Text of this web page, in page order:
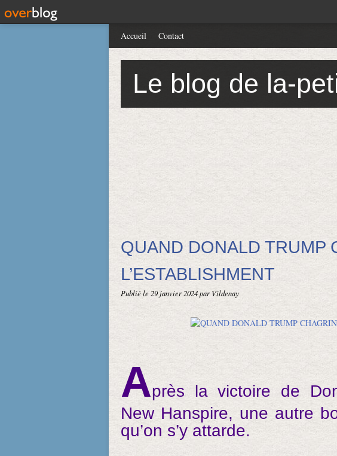
Le blog de la-
Accueil Contact
QUAND DONALD TRUMP
L’ESTABLISHMENT
Publié le 29 janvier 2024par Vildenay
Après la victoire de
New Hanspire, une autre
qu’on s’y attarde.